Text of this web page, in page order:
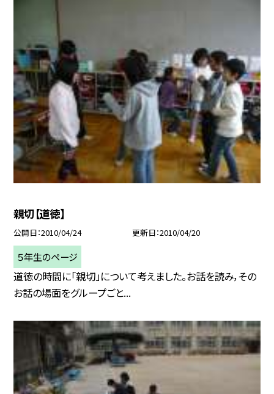
親切【道徳】
公開日 2010/04/24 更新日 2010/04/20
５年生のページ
道徳の時間に「親切」について考えました。お話を読み，その
お話の場面をグループごと...